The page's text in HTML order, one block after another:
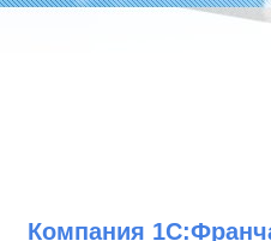
Компания